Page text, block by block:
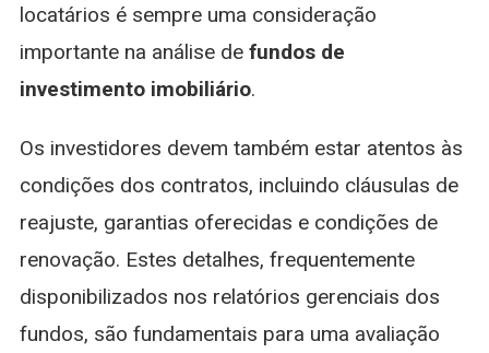
locatários é sempre uma consideração
importante na análise de fundos de
investimento imobiliário.
Os investidores devem também estar atentos às
condições dos contratos, incluindo cláusulas de
reajuste, garantias oferecidas e condições de
renovação. Estes detalhes, frequentemente
disponibilizados nos relatórios gerenciais dos
fundos, são fundamentais para uma avaliação